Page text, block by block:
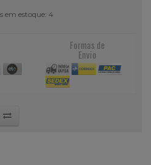
em estoque: 4
Formas de
Envio